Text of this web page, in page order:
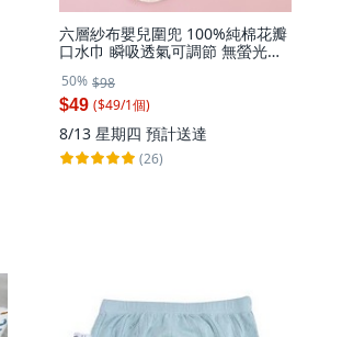
六層紗布嬰兒圍兜 100%純棉花瓣
口水巾 瞬吸透氣可調節 無螢光劑
款
50% $98
$49 ($49/1個)
8/13 星期四 預計送達
(26)